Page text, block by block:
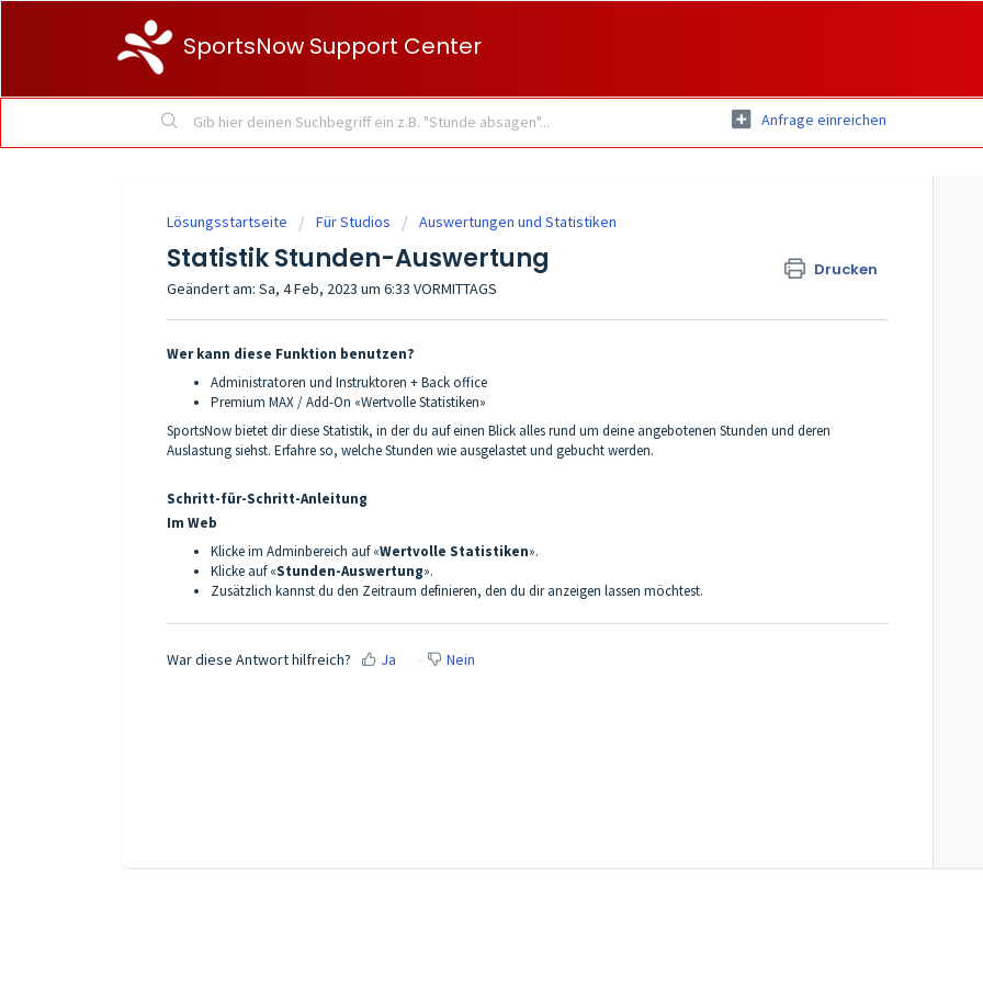
SportsNow Support Center
Anfrage einreichen
Lösungsstartseite Für Studios Auswertungen und Statistiken
Statistik Stunden-Auswertung Drucken
Geändert am: Sa, 4 Feb, 2023 um 6:33 VORMITTAGS
Wer kann diese Funktion benutzen?
Administratoren und Instruktoren + Back office
Premium MAX / Add-On «Wertvolle Statistiken»
SportsNow bietet dir diese Statistik, in der du auf einen Blick alles rund um deine angebotenen Stunden und deren
Auslastung siehst. Erfahre so, welche Stunden wie ausgelastet und gebucht werden.
Schritt-für-Schritt-Anleitung
Im Web
Klicke im Adminbereich auf «Wertvolle Statistiken».
Klicke auf «Stunden-Auswertung».
Zusätzlich kannst du den Zeitraum definieren, den du dir anzeigen lassen möchtest.
War diese Antwort hilfreich? Ja Nein